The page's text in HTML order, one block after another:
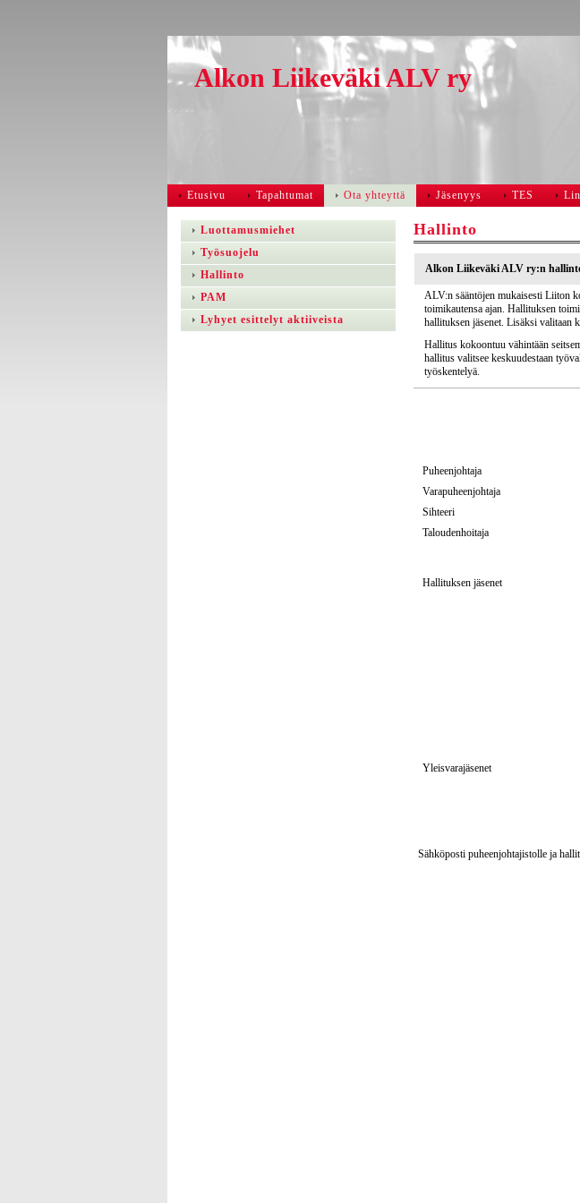
Alkon Liikeväki ALV ry
Etusivu Tapahtumat Ota yhteyttä Jäsenyys TES
Hallinto
Alkon Liikeväki ALV ry:n
ALV:n sääntöjen mukaisesti Liiton
toimikautensa ajan. Hallituksen
hallituksen jäsenet. Lisäksi valitaan
Hallitus kokoontuu vähintään
hallitus valitsee keskuudestaan
työskentelyä.
Puheenjohtaja
Varapuheenjohtaja
Sihteeri
Taloudenhoitaja
Hallituksen jäsenet
Yleisvarajäsenet
Sähköposti puheenjohtajistolle ja
Luottamusmiehet
Työsuojelu
Hallinto
PAM
Lyhyet esittelyt aktiiveista